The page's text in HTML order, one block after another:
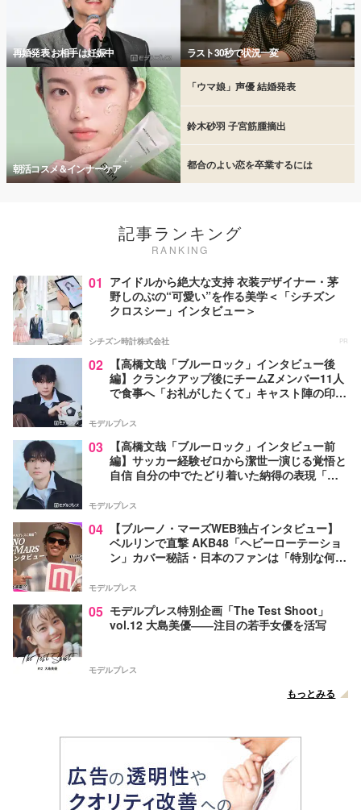
再婚発表 お相手は妊娠中 ラスト30秒で状況一変
朝活コスメ＆インナーケア
「ウマ娘」声優 結婚発表
鈴木砂羽 子宮筋腫摘出
都合のよい恋を卒業するには
記事ランキング
RANKING
01 アイドルから絶大な支持 衣装デザイナー・茅
野しのぶの“可愛い”を作る美学＜「シチズン
クロスシー」インタビュー＞
シチズン時計株式会社 PR
02
【高橋文哉「ブルーロック」インタビュー後
編】クランクアップ後にチームZメンバー11人
で食事へ「お礼がしたくて」キャスト陣の印象
モデルプレス
03
【高橋文哉「ブルーロック」インタビュー前
編】サッカー経験ゼロから潔世一演じる覚悟と
自信 自分の中でたどり着いた納得の表現「一
モデルプレス
04
【ブルーノ・マーズWEB独占インタビュー】
ベルリンで直撃 AKB48「ヘビーローテーショ
ン」カバー秘話・日本のファンは「特別な何か
モデルプレス
05 モデルプレス特別企画「The Test Shoot」
vol.12 大島美優――注目の若手女優を活写
モデルプレス
もっとみる